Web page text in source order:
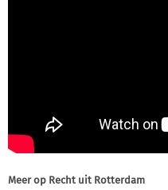
Meer op Recht uit Rotterdam